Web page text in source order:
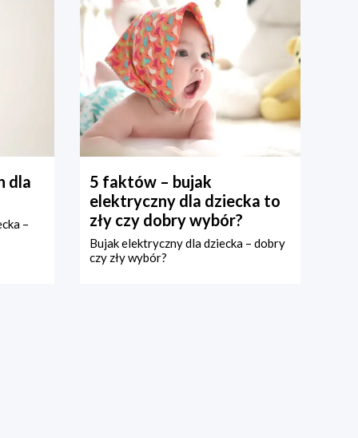
dla
–
5 faktów – bujak
elektryczny dla dziecka to
zły czy dobry wybór?
Bujak elektryczny dla dziecka – dobry
czy zły wybór?